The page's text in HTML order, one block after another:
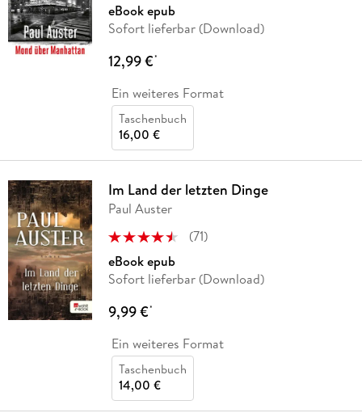
eBook epub
Sofort lieferbar (Download)
12,99 €*
Ein weiteres Format
Taschenbuch
16,00 €
Im Land der letzten Dinge
Paul Auster
(71)
eBook epub
Sofort lieferbar (Download)
9,99 €*
Ein weiteres Format
Taschenbuch
14,00 €